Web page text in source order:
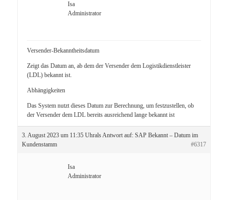
Isa
Administrator
Versender-Bekanntheitsdatum
Zeigt das Datum an, ab dem der Versender dem Logistikdienstleister
(LDL) bekannt ist.
Abhängigkeiten
Das System nutzt dieses Datum zur Berechnung, um festzustellen, ob
der Versender dem LDL bereits ausreichend lange bekannt ist
3. August 2023 um 11:35 Uhrals Antwort auf:SAP Bekannt – Datum im
Kundenstamm
#6317
Isa
Administrator